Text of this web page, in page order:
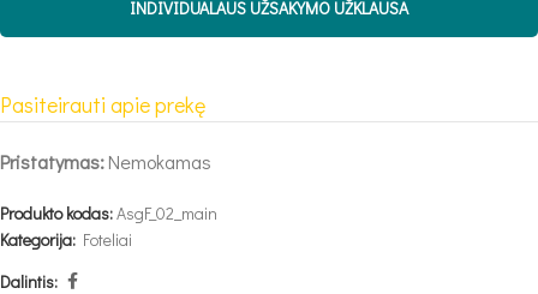
INDIVIDUALAUS UŽSAKYMO UŽKLAUSA
Pasiteirauti apie prekę
Pristatymas:Nemokamas
Produkto kodas:AsgF_02_main
Kategorija: Foteliai
Dalintis: